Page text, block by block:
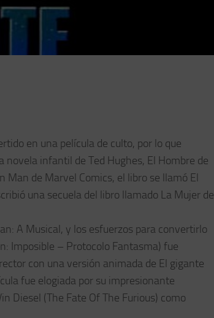
en una película de culto, por lo que
novela infantil de Ted Hughes, El Hombre de
de Marvel Comics, el libro se llamó El
una secuela del libro llamado La Mujer de
A Musical, y los esfuerzos para convertirlo
Imposible – Protocolo Fantasma) fue
con una versión animada de El gigante
fue elogiada por su impresionante
Diesel (The Fate Of The Furious) como